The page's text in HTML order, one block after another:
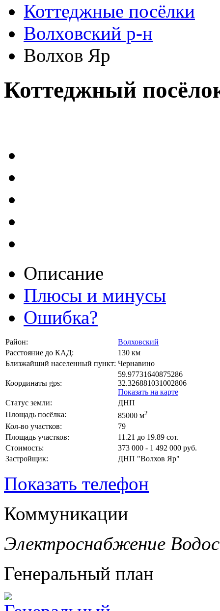
Коттеджные посёлки
Волховский р-н
Волхов Яр
Коттеджный
Описание
Плюсы и минусы
Ошибка?
Район:
Волховский
Расстояние до КАД:
130 км
Близжайший населенный пункт: Чернавино
Координаты gps:
59.97731640875286
32.326881031002806
Показать на карте
Статус земли:
ДНП
Площадь посёлка:
85000 м2
Кол-во участков:
79
Площадь участков:
11.21 до 19.89 сот.
Стоимость:
373 000 - 1 492 000 руб.
Застройщик:
ДНП "Волхов Яр"
Показать телефон
Коммуникации
Электроснабжение
Генеральный план